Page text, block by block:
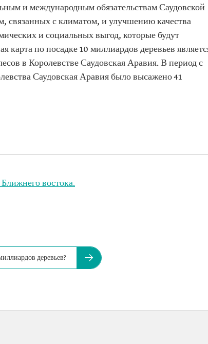
и международным обязательствам Саудовской
связанных с климатом, и улучшению качества
и социальных выгод, которые будут
карта по посадке 10 миллиардов деревьев
в Королевстве Саудовская Аравия. В период с
Саудовская Аравия было высажено 41
востока.
деревьев?